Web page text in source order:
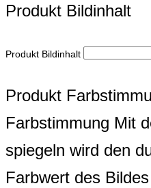
Produkt Bildinhalt
Produkt Bildinhalt
Produkt
Farbstimmung Mit
spiegeln wird den
Farbwert des